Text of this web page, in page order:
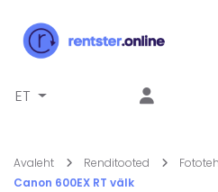
ET
Avaleht Renditooted
Canon 600EX RT välk